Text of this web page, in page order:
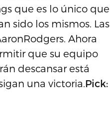
que es lo único que
sido los mismos. Las
Ahora
que su equipo
descansar está
una victoria.Pick: